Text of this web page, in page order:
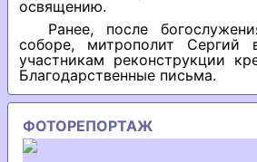
освящению.
Ранее, после
соборе, митрополит Сергий
участникам реконструкции
Благодарственные письма.
ФОТОРЕПОРТАЖ